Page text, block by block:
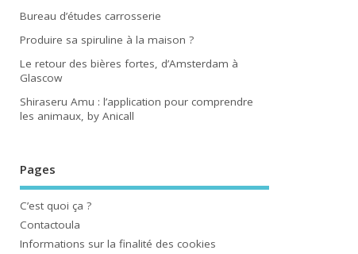
Bureau d’études carrosserie
Produire sa spiruline à la maison ?
Le retour des bières fortes, d’Amsterdam à
Glascow
Shiraseru Amu : l’application pour comprendre
les animaux, by Anicall
Pages
C’est quoi ça ?
Contactoula
Informations sur la finalité des cookies